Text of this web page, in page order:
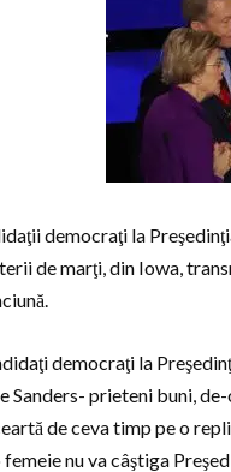
democraţi la
de marţi, din Iowa,
democraţi la
Sanders- prieteni buni,
de ceva timp pe o
femeie nu va câştiga